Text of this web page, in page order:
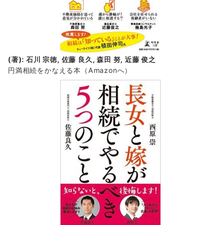
(著): 石川 宗徳, 佐藤 良久, 森田 努, 近藤 俊之
円満相続をかなえる本（Amazonへ）